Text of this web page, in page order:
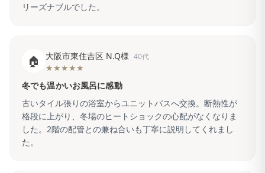
リーズナブルでした。
🏠 大阪市東住吉区 N.Q様 40代
★★★★★
冬でも温かいお風呂に感動
古いタイル張りの浴室からユニットバスへ交換。断熱性が
格段に上がり、冬場のヒートショックの心配がなくなりま
した。2階の配管との兼ね合いも丁寧に説明してくれまし
た。